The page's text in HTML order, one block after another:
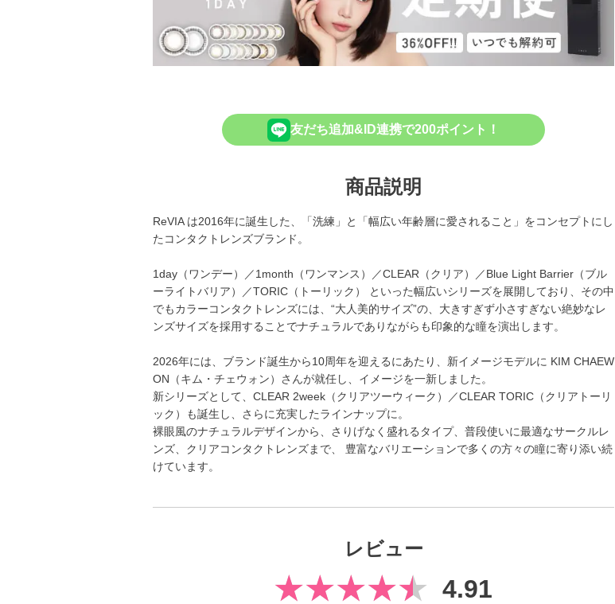
友だち追加&ID連携で200ポイント！
商品説明
ReVIA は2016年に誕生した、「洗練」と「幅広い年齢層に愛されること」をコンセプトにし
たコンタクトレンズブランド。
1day（ワンデー）／1month（ワンマンス）／CLEAR（クリア）／Blue Light Barrier（ブル
ーライトバリア）／TORIC（トーリック） といった幅広いシリーズを展開しており、その中
でもカラーコンタクトレンズには、“大人美的サイズ”の、大きすぎず小さすぎない絶妙なレ
ンズサイズを採用することでナチュラルでありながらも印象的な瞳を演出します。
2026年には、ブランド誕生から10周年を迎えるにあたり、新イメージモデルに KIM CHAEW
ON（キム・チェウォン）さんが就任し、イメージを一新しました。
新シリーズとして、CLEAR 2week（クリアツーウィーク）／CLEAR TORIC（クリアトーリ
ック）も誕生し、さらに充実したラインナップに。
裸眼風のナチュラルデザインから、さりげなく盛れるタイプ、普段使いに最適なサークルレ
ンズ、クリアコンタクトレンズまで、 豊富なバリエーションで多くの方々の瞳に寄り添い続
けています。
レビュー
4.91